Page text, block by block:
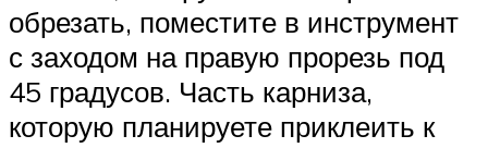
обрезать, поместите в инструмент
с заходом на правую прорезь под
45 градусов. Часть карниза,
которую планируете приклеить к